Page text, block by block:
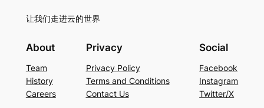
让我们走进云的世界
About
Team
History
Careers
Privacy
Privacy Policy
Terms and Conditions
Contact Us
Social
Facebook
Instagram
Twitter/X